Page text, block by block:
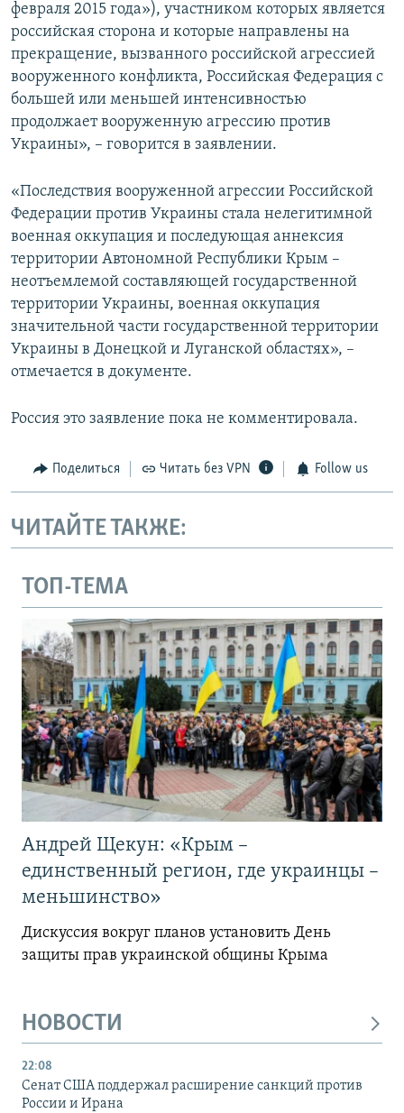
февраля 2015 года»), участником которых является
российская сторона и которые направлены на
прекращение, вызванного российской агрессией
вооруженного конфликта, Российская Федерация с
большей или меньшей интенсивностью
продолжает вооруженную агрессию против
Украины», – говорится в заявлении.
«Последствия вооруженной агрессии Российской
Федерации против Украины стала нелегитимной
военная оккупация и последующая аннексия
территории Автономной Республики Крым –
неотъемлемой составляющей государственной
территории Украины, военная оккупация
значительной части государственной территории
Украины в Донецкой и Луганской областях», –
отмечается в документе.
Россия это заявление пока не комментировала.
Поделиться Читать без VPN Follow us
ЧИТАЙТЕ ТАКЖЕ:
ТОП-ТЕМА
Андрей Щекун: «Крым –
единственный регион, где украинцы –
меньшинство»
Дискуссия вокруг планов установить День
защиты прав украинской общины Крыма
НОВОСТИ
22:08
Сенат США поддержал расширение санкций против
России и Ирана